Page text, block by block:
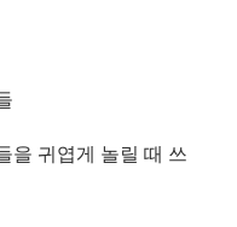
을 귀엽게 놀릴 때 쓰